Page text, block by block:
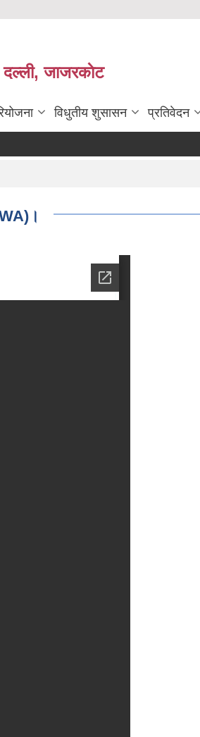
दल्ली, जाजरकाेट
विधुतीय शुसासन प्रतिवेदन